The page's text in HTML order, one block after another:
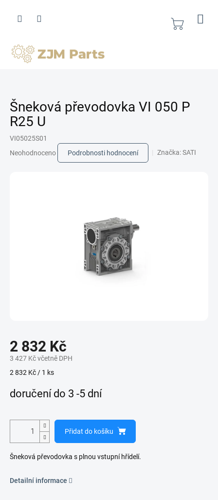
obsah
Nákupní
Šneková převodovka VI 050 P
R25 U
VI05025S01
hodnocení
Neohodnoceno Podrobnosti hodnocení Značka:SATI
2 832 Kč
3 427 Kč včetně DPH
Měrná
2 832 Kč / 1 ks
doručení do 3 -5 dní
Přidat do košíku
Šneková převodovka s plnou vstupní hřídelí.
Detailní informace